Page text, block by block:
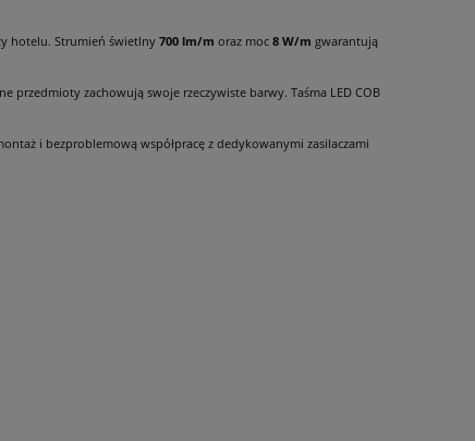
hotelu. Strumień świetlny700 lm/m oraz moc 8 W/m gwarantują
zachowują swoje rzeczywiste barwy. Taśma LED COB
i bezproblemową współpracę z dedykowanymi zasilaczami